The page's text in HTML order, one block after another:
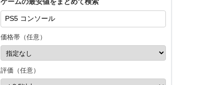
ゲームの最安値をまとめて検索
価格帯（任意）
評価（任意）